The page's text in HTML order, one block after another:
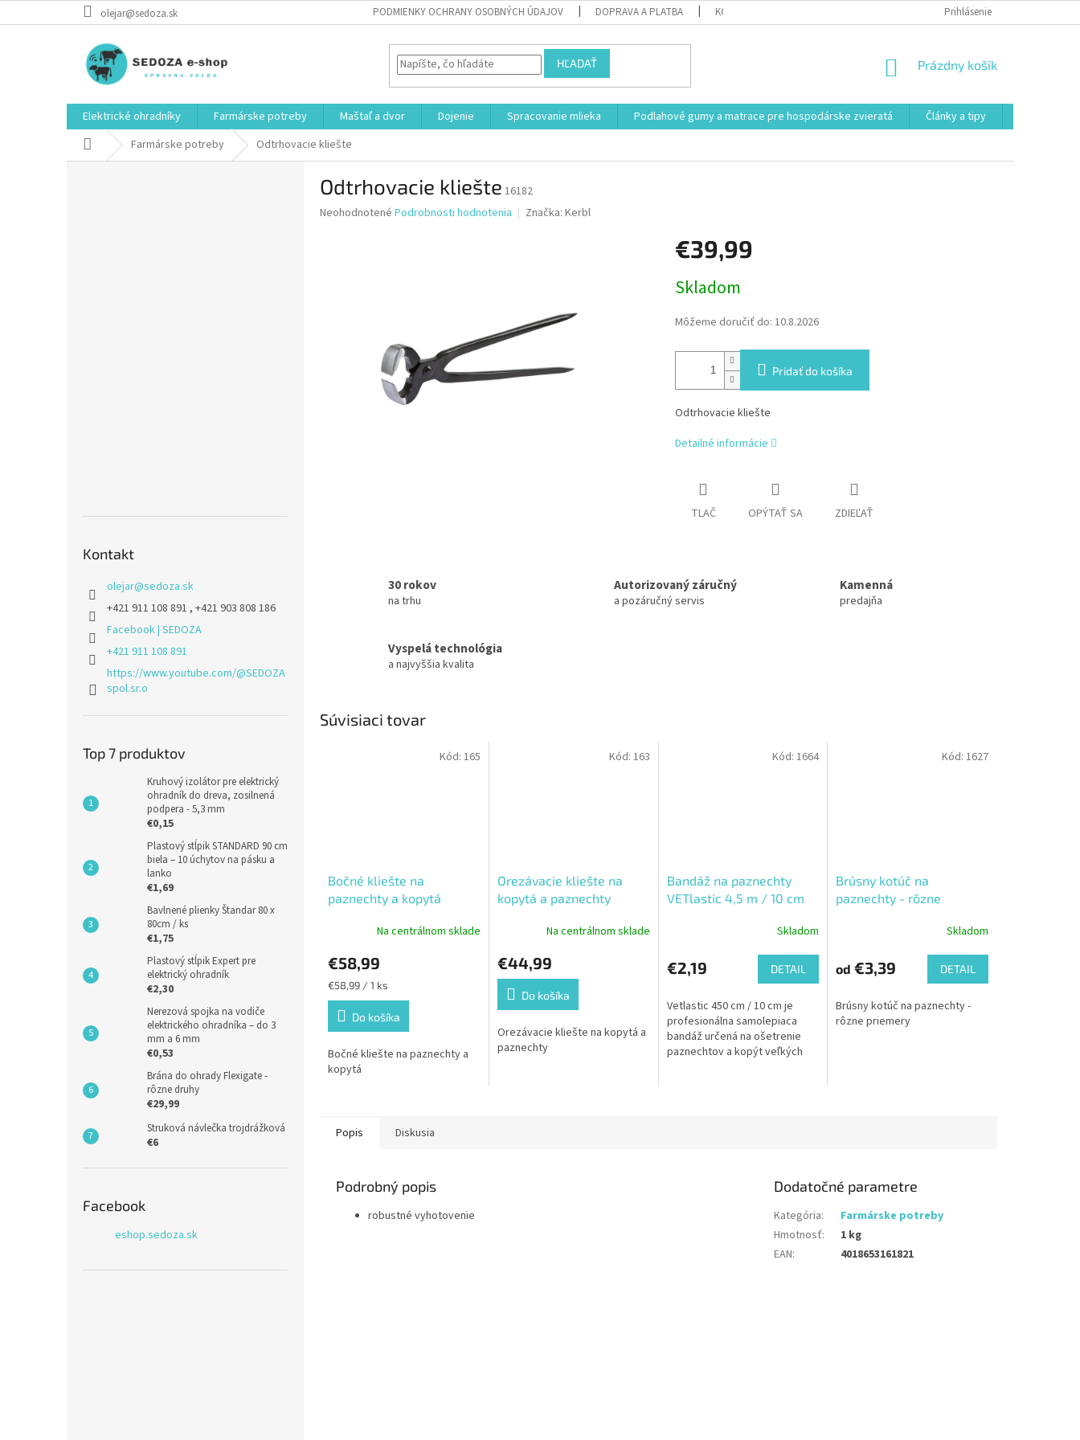
na
olejar@sedoza.sk PODMIENKY OCHRANY OSOBNÝCH ÚDAJOV DOPRAVA A PLATBA KONTAKT VŠEOBECNÉ OBCHODNÉ PODMIENKY POSTUP
Prihlásenie
HĽADAŤ
NÁKUPNÝ
Prázdny košík
Elektrické ohradníky Farmárske potreby Maštaľ a dvor Dojenie Spracovanie mlieka Podlahové gumy a matrace pre hospodárske zvieratá Články a tipy
DomovFarmárske potreby Odtrhovacie kliešte
Kontakt
olejar@sedoza.sk
+421 911 108 891 , +421 903 808 186
Facebook | SEDOZA
+421 911 108 891
https://www.youtube.com/@SEDOZA
spol.sr.o
Top 7 produktov
Kruhový izolátor pre elektrický
ohradník do dreva, zosilnená
podpera - 5,3 mm
€0,15
Plastový stĺpik STANDARD 90 cm
biela – 10 úchytov na pásku a
lanko
€1,69
Bavlnené plienky Štandar 80 x
80cm / ks
€1,75
Plastový stĺpik Expert pre
elektrický ohradník
€2,30
Nerezová spojka na vodiče
elektrického ohradníka – do 3
mm a 6 mm
€0,53
Brána do ohrady Flexigate -
rôzne druhy
€29,99
Struková návlečka trojdrážková
€6
Facebook
eshop.sedoza.sk
Odtrhovacie kliešte 16182
Priemerné
Neohodnotené Podrobnosti hodnotenia Značka: Kerbl
€39,99
cena:
Skladom
Môžeme doručiť do: 10.8.2026
Pridať do košíka
Odtrhovacie kliešte
Detailné informácie
TLAČ OPÝTAŤ SA ZDIEĽAŤ
30 rokov
na trhu
Autorizovaný záručný
a pozáručný servis
Kamenná
predajňa
Vyspelá technológia
a najvyššia kvalita
Súvisiaci tovar
Bočné kliešte na
paznechty a kopytá
Na centrálnom sklade
€58,99
Jednotková
cena:
€58,99 / 1 ks
Do košíka
Bočné kliešte na paznechty a
kopytá
Kód: 165
Orezávacie kliešte na
kopytá a paznechty
Na centrálnom sklade
€44,99
Do košíka
Orezávacie kliešte na kopytá a
paznechty
Kód: 163
Bandáž na paznechty
VETlastic 4,5 m / 10 cm
Skladom
€2,19 DETAIL
Vetlastic 450 cm / 10 cm je
profesionálna samolepiaca
bandáž určená na ošetrenie
paznechtov a kopýt veľkých
Kód:1664
Brúsny kotúč na
paznechty - rôzne
Skladom
od €3,39 DETAIL
Brúsny kotúč na paznechty -
rôzne priemery
Kód: 1627
Popis Diskusia
Podrobný popis
robustné vyhotovenie
Dodatočné parametre
Kategória:
Farmárske potreby
Hmotnosť:
1 kg
EAN: 4018653161821